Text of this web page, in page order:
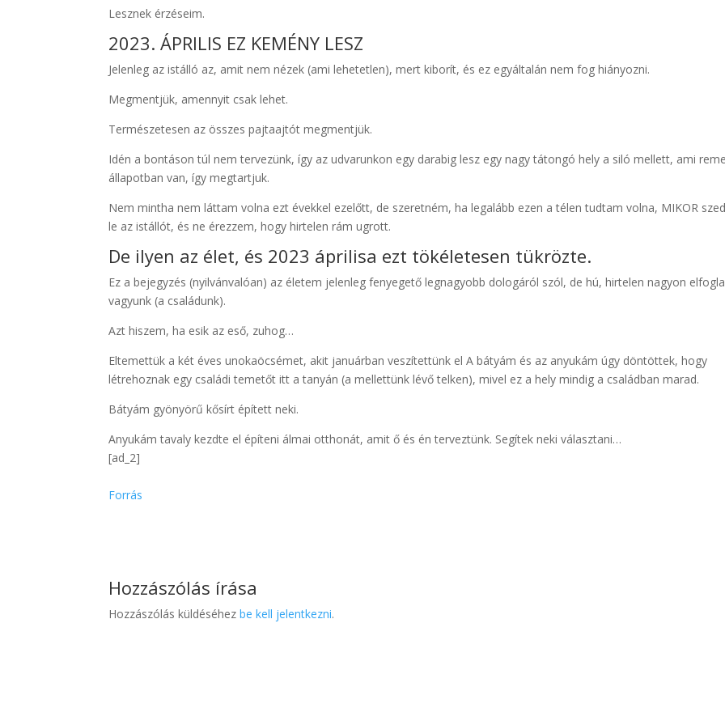
Lesznek érzéseim.
2023. ÁPRILIS EZ KEMÉNY LESZ
Jelenleg az istálló az, amit nem nézek (ami lehetetlen), mert kiborít, és ez egyáltalán nem fog hiányozni.
Megmentjük, amennyit csak lehet.
Természetesen az összes pajtaajtót megmentjük.
Idén a bontáson túl nem tervezünk, így az udvarunkon egy darabig lesz egy nagy tátongó hely a siló mellett, ami
állapotban van, így megtartjuk.
Nem mintha nem láttam volna ezt évekkel ezelőtt, de szeretném, ha legalább ezen a télen tudtam volna, MIKOR
le az istállót, és ne érezzem, hogy hirtelen rám ugrott.
De ilyen az élet, és 2023 áprilisa ezt tökéletesen tükrözte.
Ez a bejegyzés (nyilvánvalóan) az életem jelenleg fenyegető legnagyobb dologáról szól, de hú, hirtelen nagyon
vagyunk (a családunk).
Azt hiszem, ha esik az eső, zuhog…
Eltemettük a két éves unokaöcsémet, akit januárban veszítettünk el A bátyám és az anyukám úgy döntöttek, hogy
létrehoznak egy családi temetőt itt a tanyán (a mellettünk lévő telken), mivel ez a hely mindig a családban marad.
Bátyám gyönyörű kősírt épített neki.
Anyukám tavaly kezdte el építeni álmai otthonát, amit ő és én terveztünk. Segítek neki választani…
[ad_2]
Forrás
Hozzászólás írása
Hozzászólás küldéséhezbe kell jelentkezni.